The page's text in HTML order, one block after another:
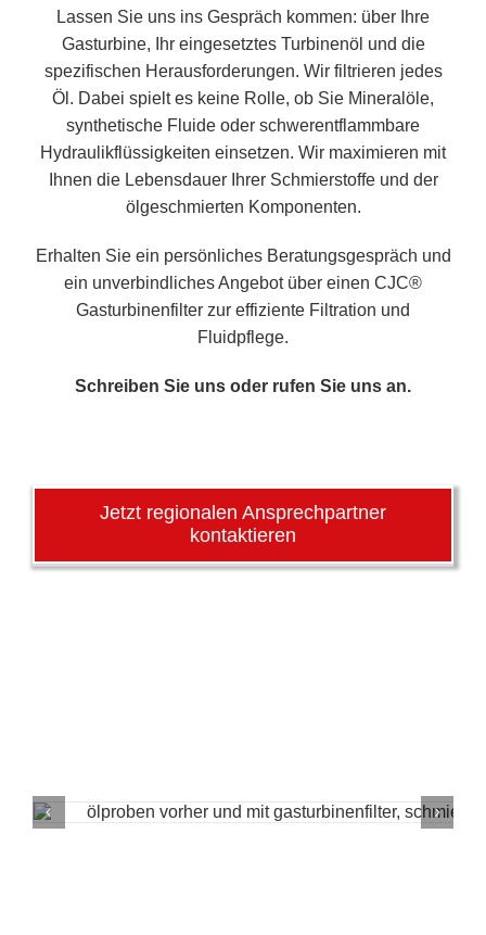
Lassen Sie uns ins Gespräch kommen: über Ihre
Gasturbine, Ihr eingesetztes Turbinenöl und die
spezifischen Herausforderungen. Wir filtrieren jedes
Öl. Dabei spielt es keine Rolle, ob Sie Mineralöle,
synthetische Fluide oder schwerentflammbare
Hydraulikflüssigkeiten einsetzen. Wir maximieren mit
Ihnen die Lebensdauer Ihrer Schmierstoffe und der
ölgeschmierten Komponenten.
Erhalten Sie ein persönliches Beratungsgespräch und
ein unverbindliches Angebot über einen CJC®
Gasturbinenfilter zur effiziente Filtration und
Fluidpflege.
Schreiben Sie uns oder rufen Sie uns an.
Jetzt regionalen Ansprechpartner
kontaktieren